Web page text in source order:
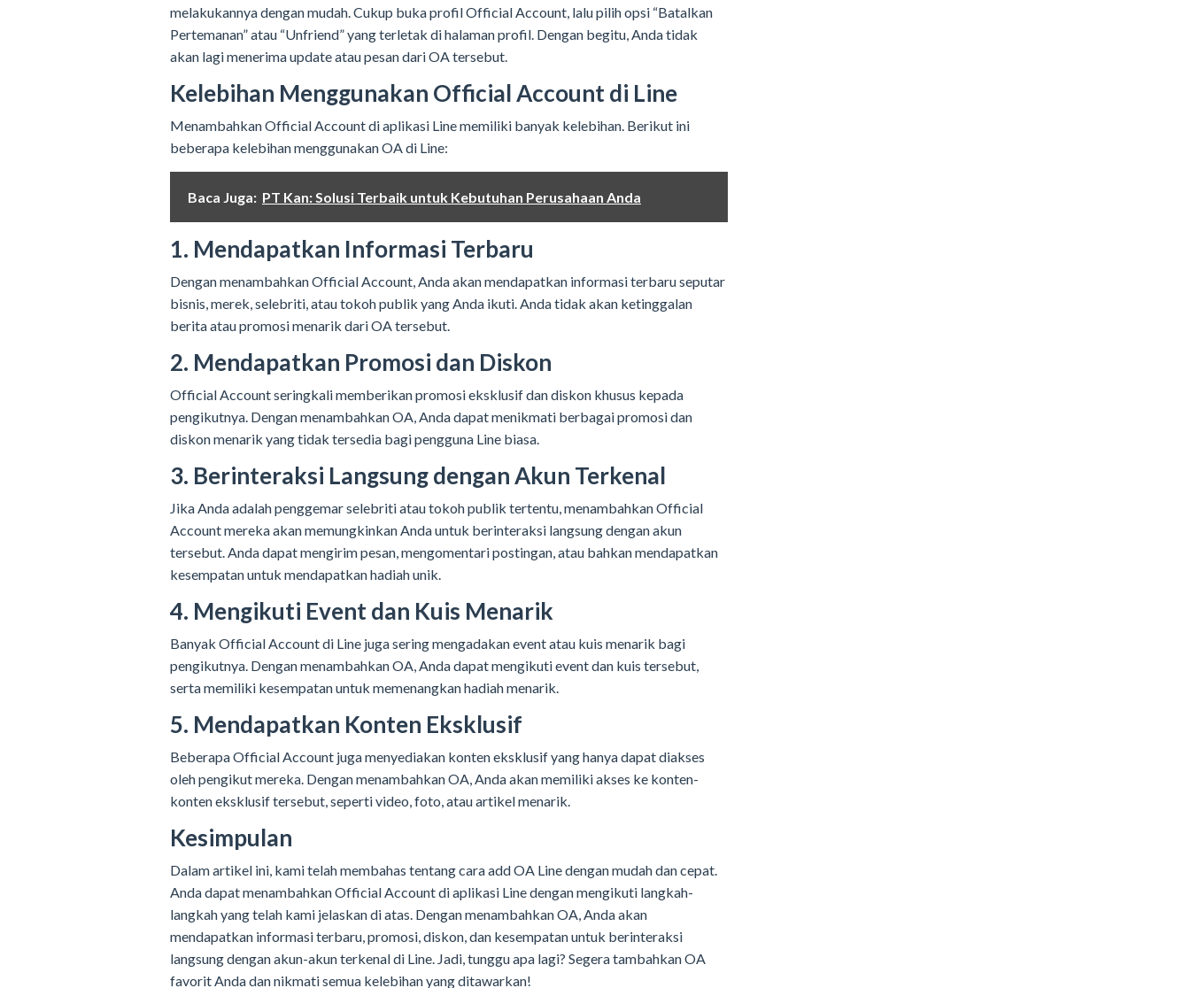
melakukannya dengan mudah. Cukup buka profil Official Account, lalu pilih opsi “Batalkan
Pertemanan” atau “Unfriend” yang terletak di halaman profil. Dengan begitu, Anda tidak
akan lagi menerima update atau pesan dari OA tersebut.
Kelebihan Menggunakan Official Account di Line
Menambahkan Official Account di aplikasi Line memiliki banyak kelebihan. Berikut ini
beberapa kelebihan menggunakan OA di Line:
Baca Juga: PT Kan: Solusi Terbaik untuk Kebutuhan Perusahaan Anda
1. Mendapatkan Informasi Terbaru
Dengan menambahkan Official Account, Anda akan mendapatkan informasi terbaru seputar
bisnis, merek, selebriti, atau tokoh publik yang Anda ikuti. Anda tidak akan ketinggalan
berita atau promosi menarik dari OA tersebut.
2. Mendapatkan Promosi dan Diskon
Official Account seringkali memberikan promosi eksklusif dan diskon khusus kepada
pengikutnya. Dengan menambahkan OA, Anda dapat menikmati berbagai promosi dan
diskon menarik yang tidak tersedia bagi pengguna Line biasa.
3. Berinteraksi Langsung dengan Akun Terkenal
Jika Anda adalah penggemar selebriti atau tokoh publik tertentu, menambahkan Official
Account mereka akan memungkinkan Anda untuk berinteraksi langsung dengan akun
tersebut. Anda dapat mengirim pesan, mengomentari postingan, atau bahkan mendapatkan
kesempatan untuk mendapatkan hadiah unik.
4. Mengikuti Event dan Kuis Menarik
Banyak Official Account di Line juga sering mengadakan event atau kuis menarik bagi
pengikutnya. Dengan menambahkan OA, Anda dapat mengikuti event dan kuis tersebut,
serta memiliki kesempatan untuk memenangkan hadiah menarik.
5. Mendapatkan Konten Eksklusif
Beberapa Official Account juga menyediakan konten eksklusif yang hanya dapat diakses
oleh pengikut mereka. Dengan menambahkan OA, Anda akan memiliki akses ke konten-
konten eksklusif tersebut, seperti video, foto, atau artikel menarik.
Kesimpulan
Dalam artikel ini, kami telah membahas tentang cara add OA Line dengan mudah dan cepat.
Anda dapat menambahkan Official Account di aplikasi Line dengan mengikuti langkah-
langkah yang telah kami jelaskan di atas. Dengan menambahkan OA, Anda akan
mendapatkan informasi terbaru, promosi, diskon, dan kesempatan untuk berinteraksi
langsung dengan akun-akun terkenal di Line. Jadi, tunggu apa lagi? Segera tambahkan OA
favorit Anda dan nikmati semua kelebihan yang ditawarkan!